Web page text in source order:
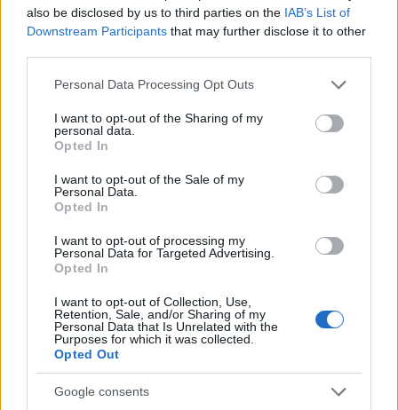
also be disclosed by us to third parties on the IAB’s List of
Downstream Participants that may further disclose it to other
Please note that this website/app uses one or more Google
not limited to your visit or usage behaviour. You may click to
grant or deny consent to Google and its third-party tags to
use your data for below specified purposes in below Google
consent section.
Personal Data Processing Opt Outs
I want to opt-out of the Sharing of my
personal data.
Opted In
I want to opt-out of the Sale of my
Personal Data.
Opted In
I want to opt-out of processing my
Personal Data for Targeted Advertising.
Opted In
I want to opt-out of Collection, Use,
Retention, Sale, and/or Sharing of my
Personal Data that Is Unrelated with the
Purposes for which it was collected.
Opted Out
Google consents
8. Foxy Shazam: Drain You
9. Jessica Lea Mayfield: Lounge Act